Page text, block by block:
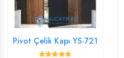
Pivot Çelik Kapı YS-721